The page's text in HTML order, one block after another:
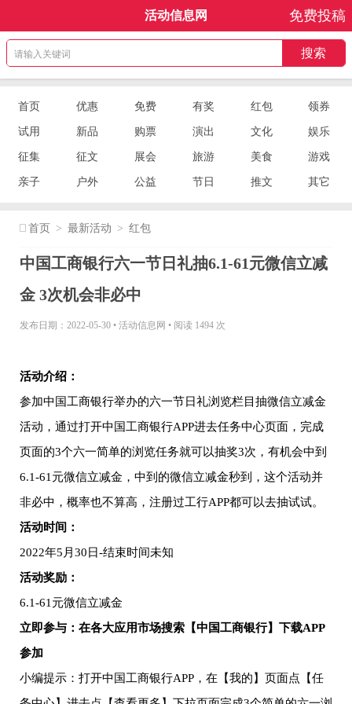
活动信息网 免费投稿
首页 优惠 免费 有奖 红包 领券
试用 新品 购票 演出 文化 娱乐
征集 征文 展会 旅游 美食 游戏
亲子 户外 公益 节日 推文 其它
首页 > 最新活动 > 红包
中国工商银行六一节日礼抽6.1-61元微信立减
金 3次机会非必中
发布日期：2022-05-30 • 活动信息网 • 阅读 1494 次
活动介绍：
参加中国工商银行举办的六一节日礼浏览栏目抽微信立减金
活动，通过打开中国工商银行APP进去任务中心页面，完成
页面的3个六一简单的浏览任务就可以抽奖3次，有机会中到
6.1-61元微信立减金，中到的微信立减金秒到，这个活动并
非必中，概率也不算高，注册过工行APP都可以去抽试试。
活动时间：
2022年5月30日-结束时间未知
活动奖励：
6.1-61元微信立减金
立即参与：在各大应用市场搜索【中国工商银行】下载APP
参加
小编提示：打开中国工商银行APP，在【我的】页面点【任